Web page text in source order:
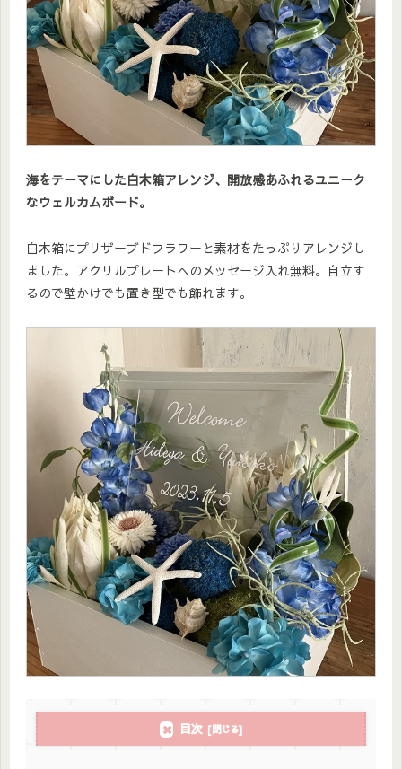
海をテーマにした白木箱アレンジ、開放感あふれるユニーク
なウェルカムボード。
白木箱にプリザーブドフラワーと素材をたっぷりアレンジし
ました。アクリルプレートへのメッセージ入れ無料。自立す
るので壁かけでも置き型でも飾れます。
目次